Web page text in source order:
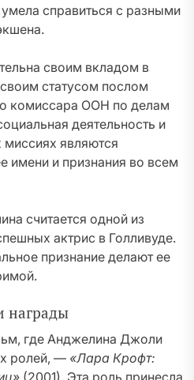
справиться с разными
своим вкладом в
статусом послом
комиссара ООН по делам
деятельность и
миссиях являются
имени и признания во всем
считается одной из
актрис в Голливуде.
признание делают ее
награды
где Анджелина Джоли
ролей, — «Лара Крофт:
(2001). Эта роль принесла